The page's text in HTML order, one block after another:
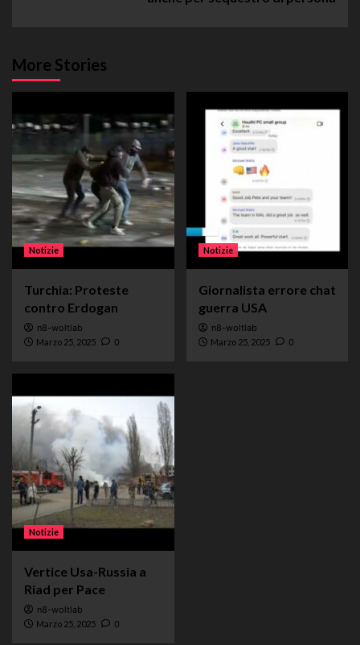
More Stories
Notizie
Turchia: Proteste
contro Erdogan
n8-woltlab
Marzo 25, 2025 0
Notizie
Giornalista errore chat
guerra USA
n8-woltlab
Marzo 25, 2025 0
Notizie
Vertice Usa-Russia a
Riad per Pace
n8-woltlab
Marzo 25, 2025 0